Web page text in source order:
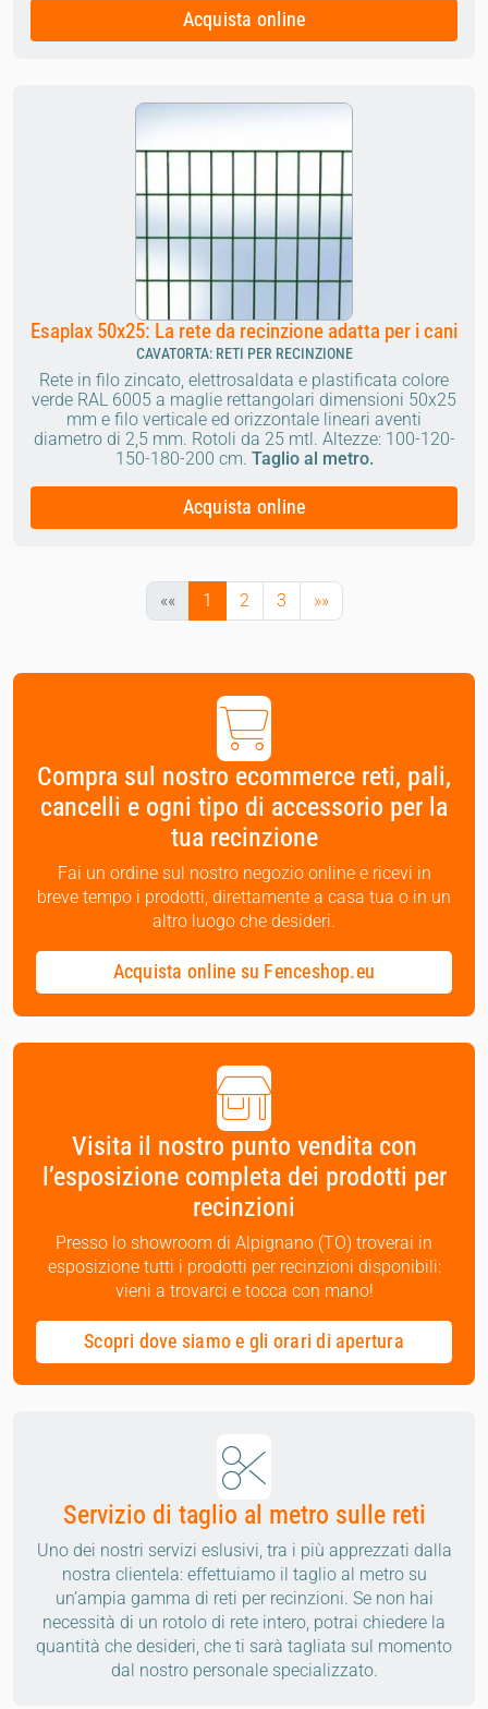
Acquista online
Esaplax 50x25: La rete da recinzione adatta per i cani
CAVATORTA: RETI PER RECINZIONE
Rete in filo zincato, elettrosaldata e plastificata colore
verde RAL 6005 a maglie rettangolari dimensioni 50x25
mm e filo verticale ed orizzontale lineari aventi
diametro di 2,5 mm. Rotoli da 25 mtl. Altezze: 100-120-
150-180-200 cm. Taglio al metro.
Acquista online
«« 1 2 3 »»
Compra sul nostro ecommerce reti, pali,
cancelli e ogni tipo di accessorio per la
tua recinzione
Fai un ordine sul nostro negozio online e ricevi in
breve tempo i prodotti, direttamente a casa tua o in un
altro luogo che desideri.
Acquista online su Fenceshop.eu
Visita il nostro punto vendita con
l’esposizione completa dei prodotti per
recinzioni
Presso lo showroom di Alpignano (TO) troverai in
esposizione tutti i prodotti per recinzioni disponibili:
vieni a trovarci e tocca con mano!
Scopri dove siamo e gli orari di apertura
Servizio di taglio al metro sulle reti
Uno dei nostri servizi eslusivi, tra i più apprezzati dalla
nostra clientela: effettuiamo il taglio al metro su
un’ampia gamma di reti per recinzioni. Se non hai
necessità di un rotolo di rete intero, potrai chiedere la
quantità che desideri, che ti sarà tagliata sul momento
dal nostro personale specializzato.